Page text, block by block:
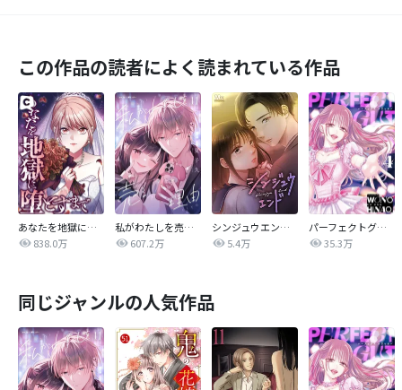
この作品の読者によく読まれている作品
あなたを地獄に堕とすまで
838.0万
私がわたしを売る理由
607.2万
シンジュウエンド【タテヨミ】
5.4万
パーフェクトグリッター
35.3万
同じジャンルの人気作品